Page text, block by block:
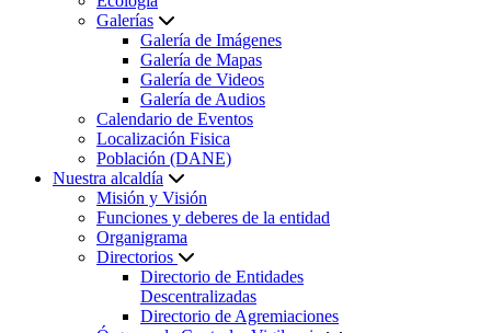
Galerías
Galería de Imágenes
Galería de Mapas
Galería de Videos
Galería de Audios
Calendario de Eventos
Localización Fisica
Población (DANE)
Nuestra alcaldía
Misión y Visión
Funciones y deberes de la entidad
Organigrama
Directorios
Directorio de Entidades
Descentralizadas
Directorio de Agremiaciones